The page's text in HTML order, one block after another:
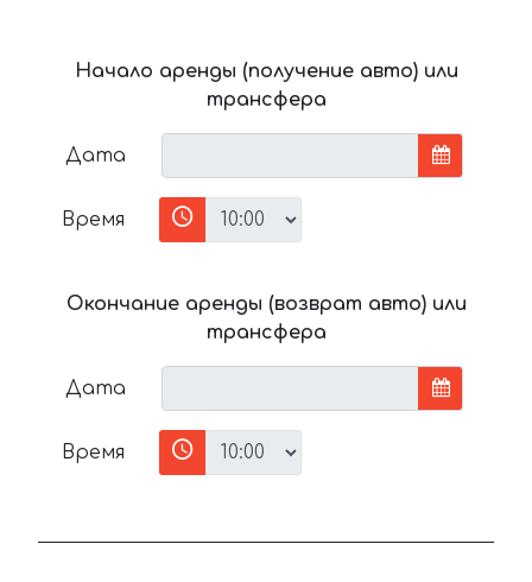
Начало аренды (получение авто) или
трансфера
Дата
Время
Окончание аренды (возврат авто) или
трансфера
Дата
Время